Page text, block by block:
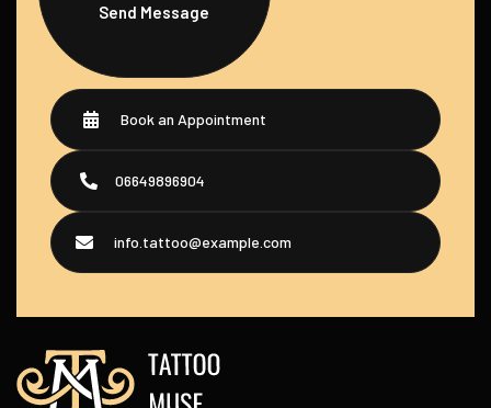
Send Message
Book an Appointment
06649896904
info.tattoo@example.com